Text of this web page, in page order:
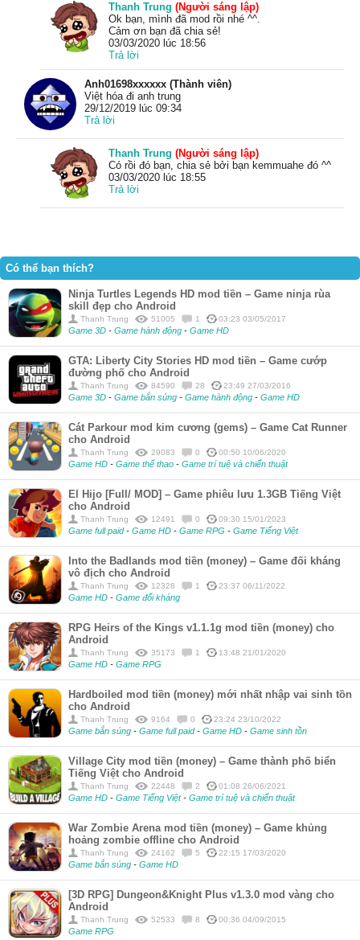
Thanh Trung (Người sáng lập)
Ok bạn, mình đã mod rồi nhé ^^.
Cảm ơn bạn đã chia sẻ!
03/03/2020 lúc 18:56
Trả lời
Anh01698xxxxxx (Thành viên)
Việt hóa đi anh trung
29/12/2019 lúc 09:34
Trả lời
Thanh Trung (Người sáng lập)
Có rồi đó bạn, chia sẻ bởi bạn kemmuahe đó ^^
03/03/2020 lúc 18:55
Trả lời
Có thể bạn thích?
Ninja Turtles Legends HD mod tiền – Game ninja rùa
skill đẹp cho Android
Thanh Trung 51005 1 03:23 03/05/2017
Game 3D - Game hành động - Game HD
GTA: Liberty City Stories HD mod tiền – Game cướp
đường phố cho Android
Thanh Trung 84590 28 23:49 27/03/2016
Game 3D - Game bắn súng - Game hành động - Game HD
Cát Parkour mod kim cương (gems) – Game Cat Runner
cho Android
Thanh Trung 29083 0 00:50 10/06/2020
Game HD - Game thể thao - Game trí tuệ và chiến thuật
El Hijo [Full/ MOD] – Game phiêu lưu 1.3GB Tiếng Việt
cho Android
Thanh Trung 12491 0 09:30 15/01/2023
Game full paid- Game HD - Game RPG - Game Tiếng Việt
Into the Badlands mod tiền (money) – Game đối kháng
vô địch cho Android
Thanh Trung 12328 1 23:37 06/11/2022
Game HD - Game đối kháng
RPG Heirs of the Kings v1.1.1g mod tiền (money) cho
Android
Thanh Trung 35173 1 13:48 21/01/2020
Game HD - Game RPG
Hardboiled mod tiền (money) mới nhất nhập vai sinh tồn
cho Android
Thanh Trung 9164 0 23:24 23/10/2022
Game bắn súng - Game full paid- Game HD - Game sinh tồn
Village City mod tiền (money) – Game thành phố biển
Tiếng Việt cho Android
Thanh Trung 22448 2 01:08 26/06/2021
Game HD - Game Tiếng Việt- Game trí tuệ và chiến thuật
War Zombie Arena mod tiền (money) – Game khủng
hoảng zombie offline cho Android
Thanh Trung 24162 5 22:15 17/03/2020
Game bắn súng - Game HD
[3D RPG] Dungeon&Knight Plus v1.3.0 mod vàng cho
Android
Thanh Trung 52533 8 00:36 04/09/2015
Game RPG